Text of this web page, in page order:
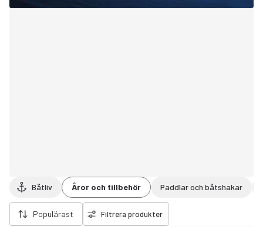
Båtliv Åror och tillbehör Paddlar och båtshakar
Populärast Filtrera produkter
filter